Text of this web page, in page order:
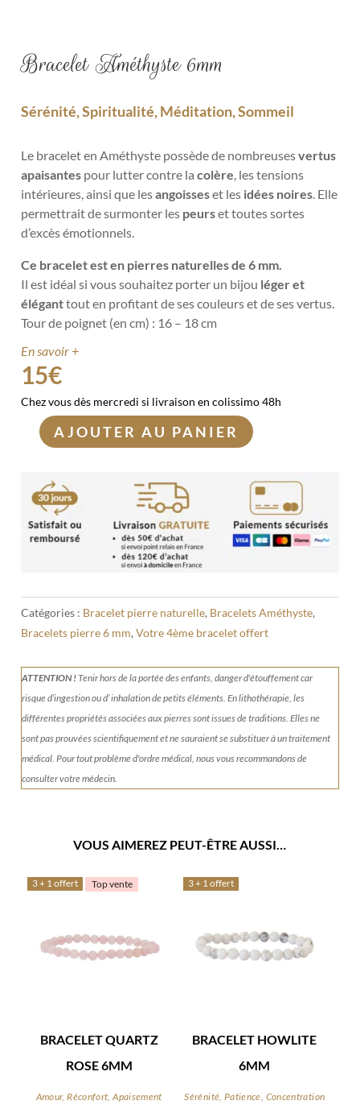
Bracelet Améthyste 6mm
Sérénité, Spiritualité, Méditation, Sommeil
Le bracelet en Améthyste possède de nombreusesvertus
apaisantes pour lutter contre lacolère , les tensions
intérieures, ainsi que lesangoisseset les idées noires . Elle
permettrait de surmonter les peurset toutes sortes
d’excès émotionnels.
Ce bracelet est en pierres naturelles de 6 mm.
Il est idéal si vous souhaitez porter un bijou léger et
éléganttout en profitant de ses couleurs et de ses vertus.
Tour de poignet (en cm) : 16 – 18 cm
En savoir +
15€
Chez vous dès mercredi si livraison en colissimo 48h
quantité
Bracelet
Améthyste
6mm
AJOUTER AU PANIER
Catégories : Bracelet pierre naturelle, Bracelets Améthyste,
Bracelets pierre 6 mm,Votre 4ème bracelet offert
ATTENTION !Tenirhors de la portée des enfants, danger d'étouffement car
risque d’ingestion ou d’ inhalation de petits éléments.En lithothérapie, les
différentes propriétés associées aux pierres sont issues de traditions. Elles ne
sont pas prouvées scientifiquement et ne sauraient se substituer à un traitement
médical. Pour tout problème d'ordre médical, nous vous recommandons de
consulter votre médecin.
VOUS AIMEREZ PEUT-ÊTRE AUSSI…
3 + 1 offert Top vente
BRACELET QUARTZ
ROSE 6MM
Amour, Réconfort, Apaisement
3 + 1 offert
BRACELET HOWLITE
6MM
Sérénité, Patience, Concentration